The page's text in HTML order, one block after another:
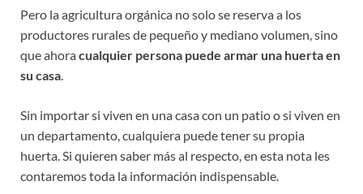
Pero la agricultura orgánica no solo se reserva a los
productores rurales de pequeño y mediano volumen, sino
que ahoracualquier persona puede armar una huerta en
su casa
Sin importar si viven en una casa con un patio o si viven en
un departamento, cualquiera puede tener su propia
huerta. Si quieren saber más al respecto, en esta nota les
contaremos toda la información indispensable.